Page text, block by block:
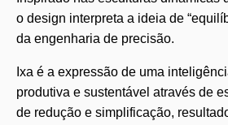
o design interpreta a ideia de
da engenharia de precisão.
Ixa é a expressão de uma
produtiva e sustentável através de
de redução e simplificação,